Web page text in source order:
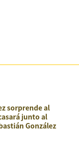
sorprende al
junto al
González